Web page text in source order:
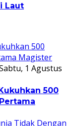
Laut
1 Agustus
500